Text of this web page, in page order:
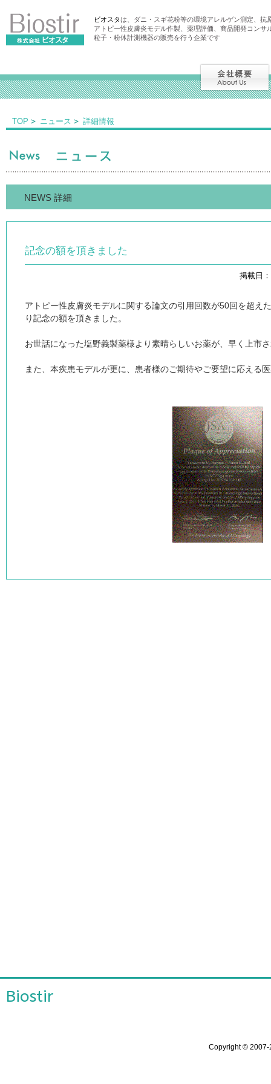
ビオスタは、ダニ・スギ花粉等の環境アレルゲン測定、抗
アトピー性皮膚炎モデル作製、薬理評価、商品開発コンサ
粒子・粉体計測機器の販売を行う企業です
TOP ニュース 詳細情報
NEWS 詳細
記念の額を頂きました
掲載日
アトピー性皮膚炎モデルに関する論文の引用回数が50回を超え
り記念の額を頂きました。
お世話になった塩野義製薬様より素晴らしいお薬が、早く上市
また、本疾患モデルが更に、患者様のご期待やご要望に応える
Biostir
Copyright © 2007-